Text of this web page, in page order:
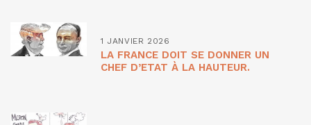
1 JANVIER 2026
LA FRANCE DOIT SE DONNER UN
CHEF D’ETAT À LA HAUTEUR.